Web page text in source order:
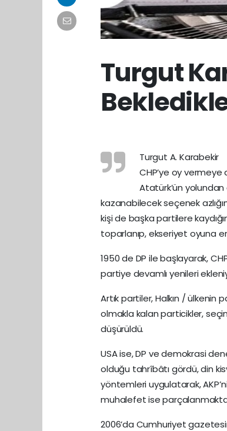
Turgut
Turgut A. Karabekir
CHP’ye oy
Atatürk’ün yolundan
kazanabilecek seçenek
kişi de başka partilere
toparlanıp, ekseriyet oyuna
1950 de DP ile başlayarak,
partiye devamlı yenileri
Artık partiler, Halkın / ülkenin
olmakla kalan particikler,
düşürüldü.
USA ise, DP ve demokrasi
olduğu tahrîbâtı gördü, din
yöntemleri uygulatarak,
muhalefet ise
2006’da Cumhuriyet